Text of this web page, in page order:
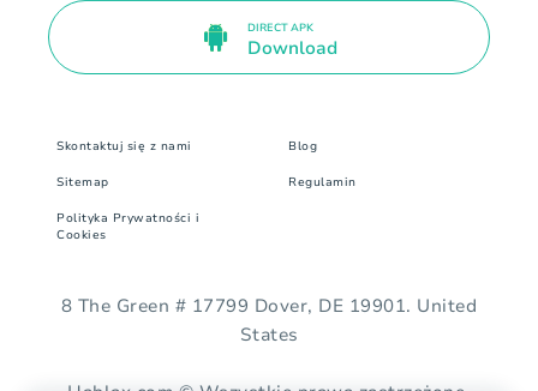
DIRECT APK
Download
Skontaktuj się z nami Blog
Sitemap Regulamin
Polityka Prywatności i
Cookies
8 The Green # 17799 Dover, DE 19901. United
States